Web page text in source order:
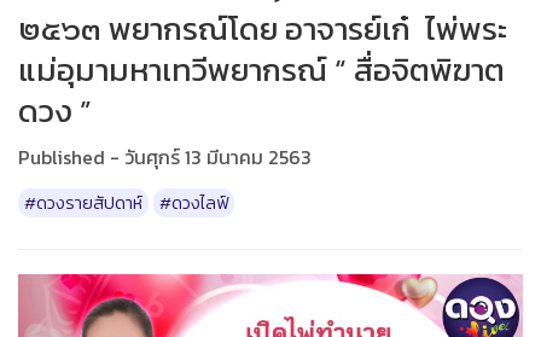
๒๕๖๓ พยากรณ์โดย อาจารย์เก๋ ไพ่พระ
แม่อุมามหาเทวีพยากรณ์ “ สื่อจิตพิฆาต
ดวง ”
Published - วันศุกร์ 13 มีนาคม 2563
#ดวงรายสัปดาห์ #ดวงไลฟ์